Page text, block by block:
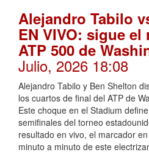
Alejandro Tabilo
EN VIVO: sigue
ATP 500 de
Julio, 2026 18:08
Alejandro Tabilo y Ben Shelton
los cuartos de final del ATP de
Este choque en el Stadium
semifinales del torneo
resultado en vivo, el marcador
minuto a minuto de este